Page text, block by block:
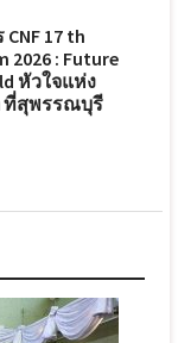
17 th
2026 : Future
หัวใจแห่ง
ที่สุพรรณบุรี